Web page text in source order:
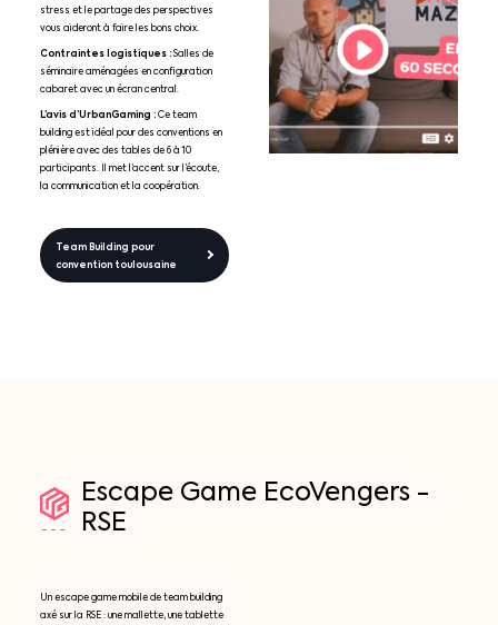
stress et le partage des perspectives
vous aideront à faire les bons choix.
Contraintes logistiques :Salles de
séminaire aménagées en configuration
cabaret avec un écran central.
L’avis d’UrbanGaming :Ce team
building est idéal pour des conventions en
plénière avec des tables de 6 à 10
participants. Il met l’accent sur l’écoute,
la communication et la coopération.
Team Building pour
convention toulousaine
Escape Game EcoVengers -
RSE
Un escape game mobile de team building
axé sur la RSE : une mallette, une tablette